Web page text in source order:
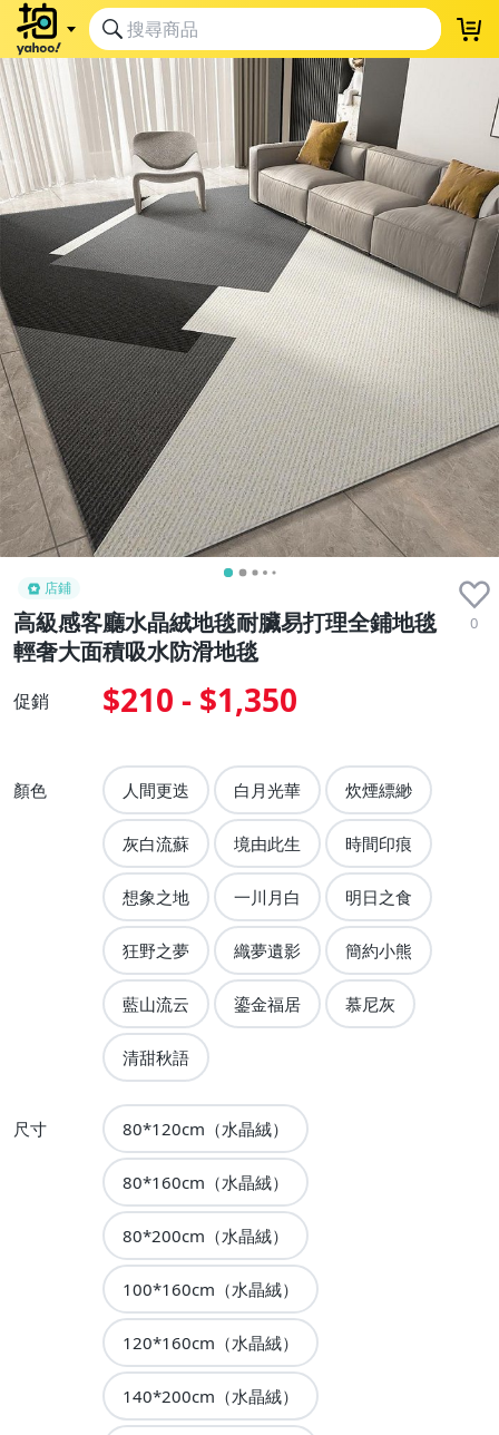
店鋪
高級感客廳水晶絨地毯耐臟易打理全鋪地毯
輕奢大面積吸水防滑地毯
0
促銷 $210 - $1,350
顏色 人間更迭 白月光華 炊煙縹緲
灰白流蘇 境由此生 時間印痕
想象之地 一川月白 明日之食
狂野之夢 織夢遺影 簡約小熊
藍山流云 鎏金福居 慕尼灰
清甜秋語
尺寸 80*120cm（水晶絨）
80*160cm（水晶絨）
80*200cm（水晶絨）
100*160cm（水晶絨）
120*160cm（水晶絨）
140*200cm（水晶絨）